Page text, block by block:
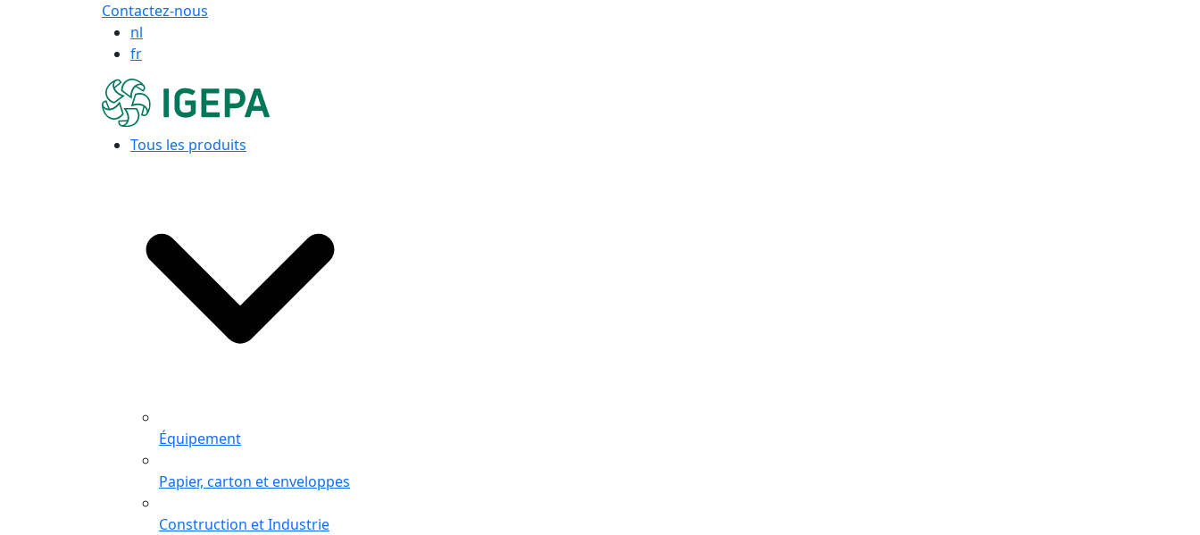
Contactez-nous
nl
fr
Tous les produits
Équipement
Papier, carton et enveloppes
Construction et Industrie